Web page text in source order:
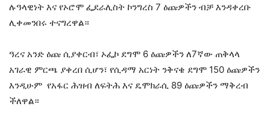
ሉዓላዊነት እና የኦሮሞ ፌደራሊስት ኮንግረስ 7 ዕጩዎችን ብቻ እንዳቀረቡ
ሊቀመንበሩ ተናግረዋል።
ዓረና አንድ ዕጩ ሲያቀርብ፣ ኦፌኮ ደግሞ 6 ዕጩዎችን ለ7ኛው ጠቅላላ
አገራዊ ምርጫ ያቀረበ ሲሆን፣ የሲዳማ አርነት ንቅናቄ ደግሞ 150 ዕጩዎችን
እንዲሁም የአፋር ሕዝብ ለፍትሕ እና ዴሞክራሲ 89 ዕጩዎችን ማቅረብ
ችለዋል።